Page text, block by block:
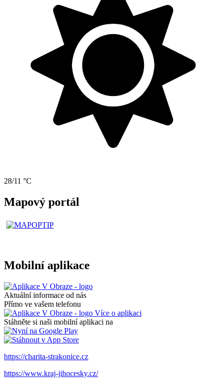
28/11 °C
Mapový portál
Mobilní aplikace
Aktuální informace od nás
Přímo ve vašem telefonu
Více o aplikaci
Stáhněte si naši mobilní aplikaci na
https://charita-strakonice.cz
https://www.kraj-jihocesky.cz/